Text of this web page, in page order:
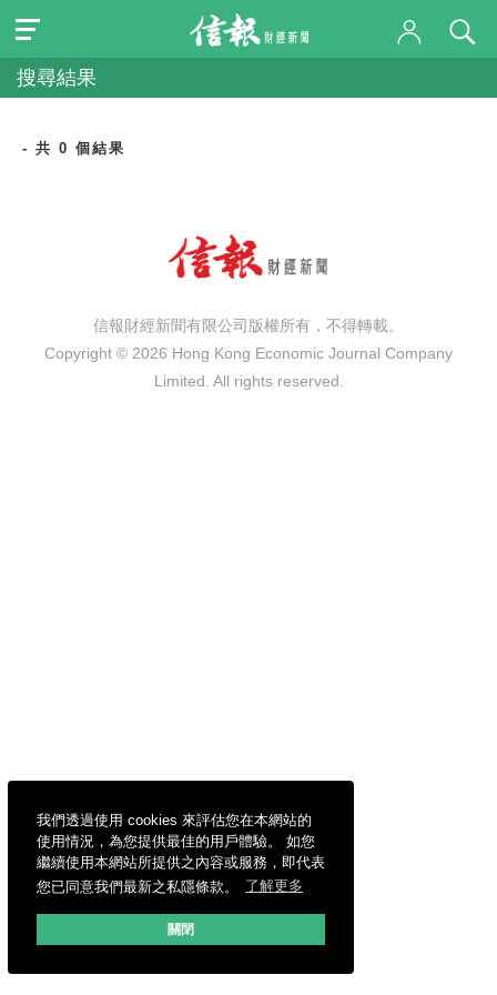
我們透過使用 cookies 來評估您在本網站的
使用情況，為您提供最佳的用戶體驗。 如您
繼續使用本網站所提供之內容或服務，即代表
您已同意我們最新之私隱條款。
了解更多
關閉
搜尋結果
- 共 0 個結果
信報財經新聞有限公司版權所有，不得轉載。
Copyright © 2026 Hong Kong Economic Journal Company
Limited. All rights reserved.